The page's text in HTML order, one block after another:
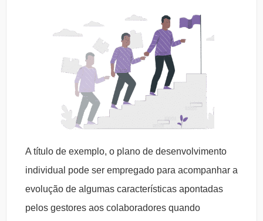
A título de exemplo, o plano de desenvolvimento
individual pode ser empregado para acompanhar a
evolução de algumas características apontadas
pelos gestores aos colaboradores quando